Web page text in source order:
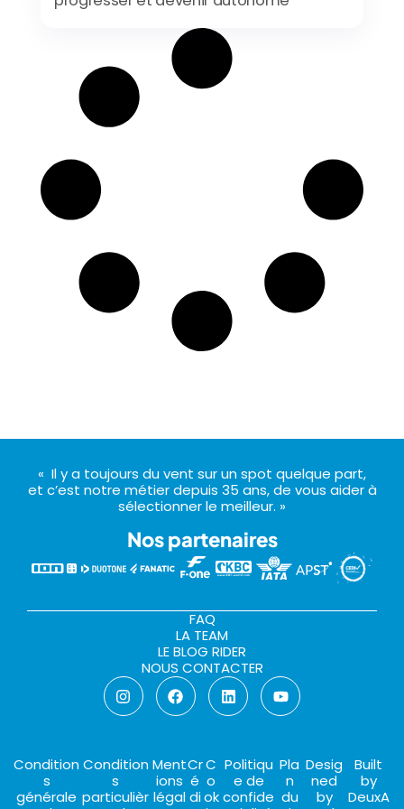
« Il y a toujours du vent sur un spot quelque part,
et c’est notre métier depuis 35 ans, de vous aider à
sélectionner le meilleur. »
Nos partenaires
FAQ
LA TEAM
LE BLOG RIDER
NOUS CONTACTER
Condition
s
générale
Condition
s
particulièr
Ment
ions
légal
Cr
é
di
C
o
ok
Politiqu
e de
confide
Pla
n
du
Desig
ned
by
Built
by
DeuxA